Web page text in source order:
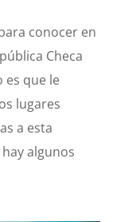
conocer en
Checa
es que le
lugares
a esta
algunos